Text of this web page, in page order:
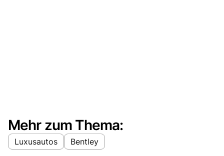
Mehr zum Thema:
Luxusautos Bentley